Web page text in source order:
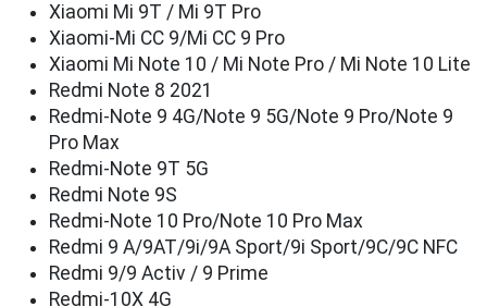
Xiaomi Mi 9T / Mi 9T Pro
Xiaomi-Mi CC 9/Mi CC 9 Pro
Xiaomi Mi Note 10 / Mi Note Pro / Mi Note 10 Lite
Redmi Note 8 2021
Redmi-Note 9 4G/Note 9 5G/Note 9 Pro/Note 9
Pro Max
Redmi-Note 9T 5G
Redmi Note 9S
Redmi-Note 10 Pro/Note 10 Pro Max
Redmi 9 A/9AT/9i/9A Sport/9i Sport/9C/9C NFC
Redmi 9/9 Activ / 9 Prime
Redmi-10X 4G